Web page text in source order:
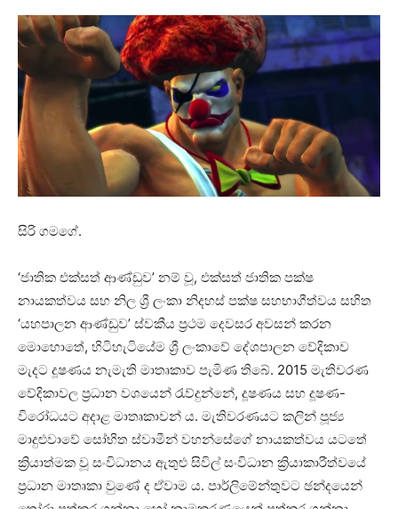
සිරි ගමගේ.
‘ජාතික එක්සත් ආණ්ඩුව’ නම් වූ, එක්සත් ජාතික පක්ෂ
නායකත්වය සහ නිල ශ්‍රී ලංකා නිදහස් පක්ෂ සහභාගීත්වය සහිත
‘යහපාලන ආණ්ඩුව’ ස්වකීය ප්‍රථම දෙවසර අවසන් කරන
මොහොතේ, හිටිහැටියේම ශ්‍රී ලංකාවේ දේශපාලන වේදිකාව
මැදට දූෂණය නැමැති මාතෘකාව පැමිණ තිබේ. 2015 මැතිවරණ
වේදිකාවල ප්‍රධාන වශයෙන් රැව්දුන්නේ, දූෂණය සහ දූෂණ-
විරෝධයට අදාළ මාතෘකාවන් ය. මැතිවරණයට කලින් පූජ්‍ය
මාදුළුවාවේ සෝභිත ස්වාමීන් වහන්සේගේ නායකත්වය යටතේ
ක්‍රියාත්මක වූ සංවිධානය ඇතුළු සිවිල් සංවිධාන ක්‍රියාකාරීත්වයේ
ප්‍රධාන මාතෘකා වුණේ ද ඒවාම ය. පාර්ලිමේන්තුවට ඡන්දයෙන්